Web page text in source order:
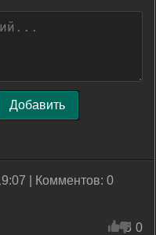
Добавить
| Комментов: 0
5 0